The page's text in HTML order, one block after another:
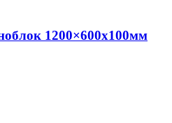
1200×600х100мм